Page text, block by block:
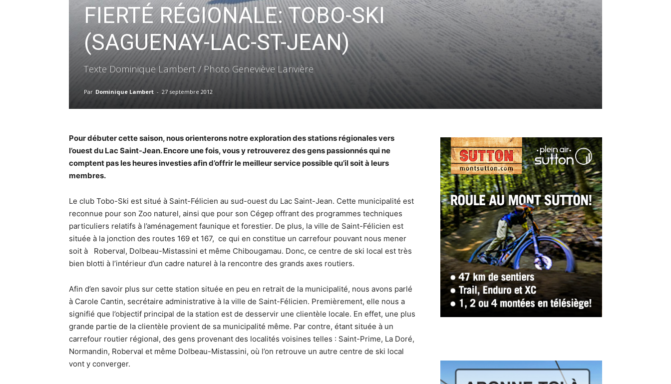
FIERTÉ RÉGIONALE: TOBO-SKI
(SAGUENAY-LAC-ST-JEAN)
Texte Dominique Lambert / Photo Geneviève Larivière
Par Dominique Lambert - 27 septembre 2012
Pour débuter cette saison, nous orienterons notre exploration des stations régionales vers
l’ouest du Lac Saint-Jean. Encore une fois, vous y retrouverez des gens passionnés qui ne
comptent pas les heures investies afin d’offrir le meilleur service possible qu’il soit à leurs
membres.
Le club Tobo-Ski est situé à Saint-Félicien au sud-ouest du Lac Saint-Jean. Cette municipalité est
reconnue pour son Zoo naturel, ainsi que pour son Cégep offrant des programmes techniques
particuliers relatifs à l’aménagement faunique et forestier. De plus, la ville de Saint-Félicien est
située à la jonction des routes 169 et 167, ce qui en constitue un carrefour pouvant nous mener
soit à Roberval, Dolbeau-Mistassini et même Chibougamau. Donc, ce centre de ski local est très
bien blotti à l’intérieur d’un cadre naturel à la rencontre des grands axes routiers.
Afin d’en savoir plus sur cette station située en peu en retrait de la municipalité, nous avons parlé
à Carole Cantin, secrétaire administrative à la ville de Saint-Félicien. Premièrement, elle nous a
signifié que l’objectif principal de la station est de desservir une clientèle locale. En effet, une plus
grande partie de la clientèle provient de sa municipalité même. Par contre, étant située à un
carrefour routier régional, des gens provenant des localités voisines telles : Saint-Prime, La Doré,
Normandin, Roberval et même Dolbeau-Mistassini, où l’on retrouve un autre centre de ski local
vont y converger.